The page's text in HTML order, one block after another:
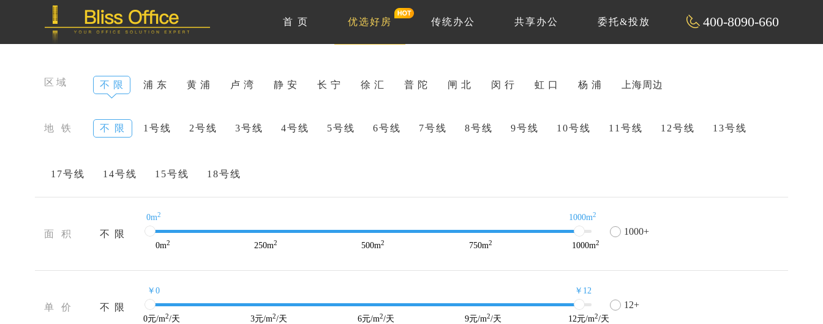
400-8090-660
首 页 优选好房 传统办公 共享办公 委托&投放
区域 不 限 浦 东 黄 浦 卢 湾 静 安 长 宁 徐 汇 普 陀 闸 北 闵 行 虹 口 杨 浦 上海周边
地 铁 不 限 1号线 2号线 3号线 4号线 5号线 6号线 7号线 8号线 9号线 10号线 11号线 12号线 13号线
17号线 14号线 15号线 18号线
面 积 不 限
0m2 1000m2
0m2 250m2 500m2 750m2 1000m2
1000+
单 价 不 限
￥0 ￥12
0元/m2/天 3元/m2/天 6元/m2/天 9元/m2/天 12元/m2/天
12+